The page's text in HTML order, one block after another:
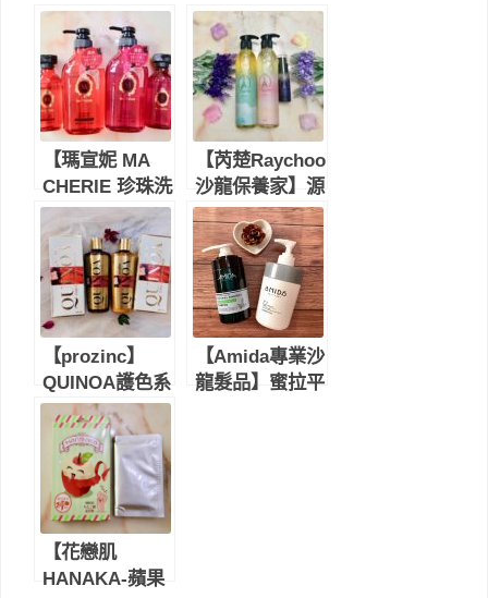
【瑪宣妮 MA
CHERIE 珍珠洗
髮精-輕盈蓬鬆/
絲滑柔順】新的
無矽靈配方、添
加珍珠蜂蜜精
華-洗髮精推薦
【芮楚Raychoo
沙龍保養家】源
自法國的香水洗
護髮用品│粉紅
夢境護色洗髮精
│碧綠仙境修護
洗髮精│極致修
護精華油
【prozinc】
QUINOA護色系
列｜鎖色深層洗
髮精＆護髮膜｜
染燙髮居家保養
的秘密武器
【Amida專業沙
龍髮品】蜜拉平
【花戀肌
HANAKA-蘋果